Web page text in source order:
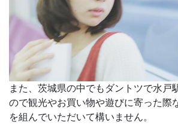
また、茨城県の中でもダントツで水戸
ので観光やお買い物や遊びに寄った際
を組んでいただいて構いません。